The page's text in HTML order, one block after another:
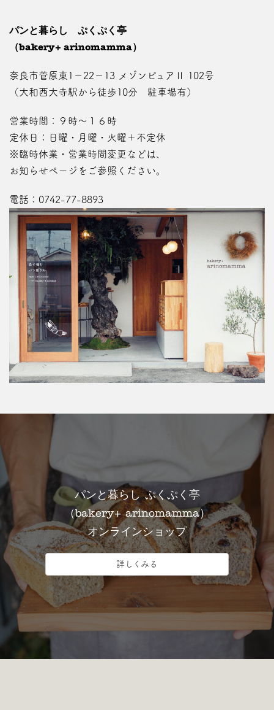
パンと暮らし ぷくぷく亭
（bakery+ arinomamma）
奈良市菅原東1－22－13 メゾンピュアⅡ 102号
（大和西大寺駅から徒歩10分 駐車場有）
営業時間：９時～１６時
定休日：日曜・月曜・火曜＋不定休
※臨時休業・営業時間変更などは、
お知らせページ をご参照ください。
電話： 0742-77-8893
パンと暮らし ぷくぷく亭
（bakery+ arinomamma）
オンラインショップ
詳しくみる